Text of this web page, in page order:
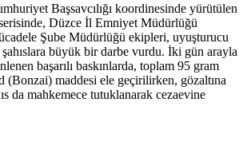
Başsavcılığı koordinesinde yürütülen
Düzce İl Emniyet Müdürlüğü
Şube Müdürlüğü ekipleri, uyuşturucu
büyük bir darbe vurdu. İki gün arayla
başarılı baskınlarda, toplam 95 gram
(Bonzai) maddesi ele geçirilirken, gözaltına
da mahkemece tutuklanarak cezaevine